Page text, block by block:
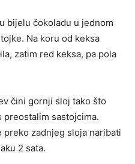
bijelu čokoladu u jednom
Na koru od keksa
zatim red keksa, pa pola
čini gornji sloj tako što
sastojcima.
zadnjeg sloja naribati
2 sata.